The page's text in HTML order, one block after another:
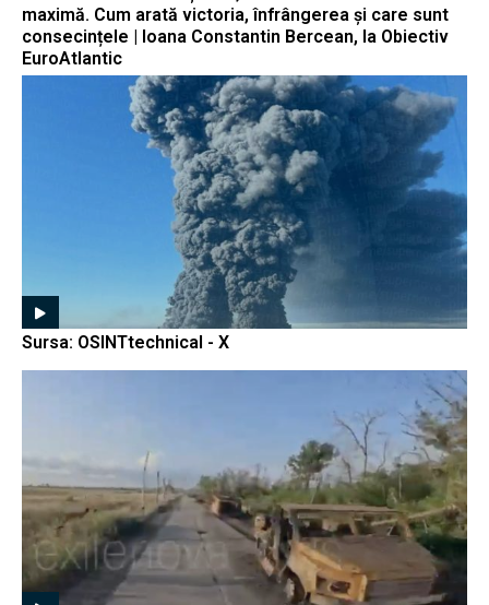
maximă. Cum arată victoria, înfrângerea și care sunt
consecințele | Ioana Constantin Bercean, la Obiectiv
EuroAtlantic
Sursa: OSINTtechnical - X